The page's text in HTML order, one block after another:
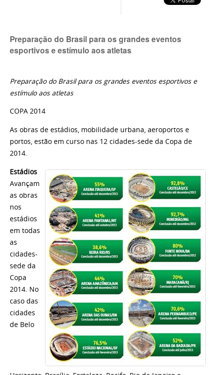
Preparação do Brasil para os grandes eventos
esportivos e estímulo aos atletas
Preparação do Brasil para os grandes eventos esportivos e
estímulo aos atletas
COPA 2014
As obras de estádios, mobilidade urbana, aeroportos e
portos, estão em curso nas 12 cidades-sede da Copa de
2014.
Estádios
Avançam
as obras
nos
estádios
em todas
as
cidades-
sede da
Copa
2014. No
caso das
cidades
de Belo